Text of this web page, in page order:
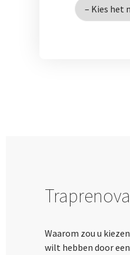
Waarom zou u
wilt hebben door